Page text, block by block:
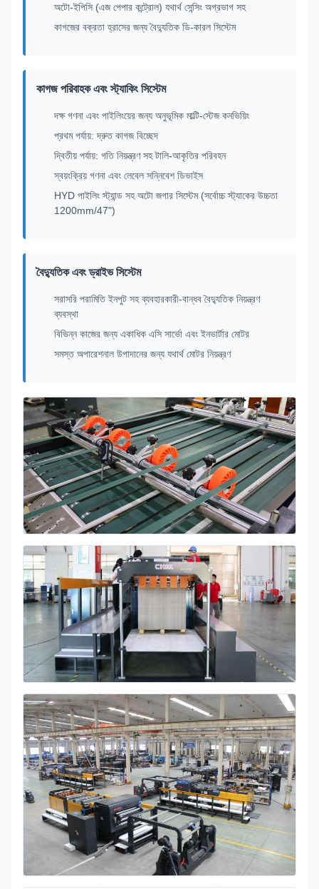
অটো-ইপিসি (এজ পেপার কন্ট্রোল) যথার্থ সেন্সিং অগ্রভাগ সহ
কাগজের বক্রতা হ্রাসের জন্য বৈদ্যুতিক ডি-কারল সিস্টেম
কাগজ পরিবাহক এবং স্ট্যাকিং সিস্টেম
দক্ষ গণনা এবং পাইলিংয়ের জন্য অনুভূমিক মাল্টি-স্টেজ কনভিয়িং
প্রথম পর্যায়: দ্রুত কাগজ বিচ্ছেদ
দ্বিতীয় পর্যায়: গতি নিয়ন্ত্রণ সহ টালি-আকৃতির পরিবহন
স্বয়ংক্রিয় গণনা এবং লেবেল সন্নিবেশ ডিভাইস
HYD পাইলিং স্ট্যান্ড সহ অটো জগার সিস্টেম (সর্বোচ্চ স্ট্যাকের উচ্চতা
1200mm/47")
বৈদ্যুতিক এবং ড্রাইভ সিস্টেম
সরাসরি পরামিতি ইনপুট সহ ব্যবহারকারী-বান্ধব বৈদ্যুতিক নিয়ন্ত্রণ
ব্যবস্থা
বিভিন্ন কাজের জন্য একাধিক এসি সার্ভো এবং ইনভার্টার মোটর
সমস্ত অপারেশনাল উপাদানের জন্য যথার্থ মোটর নিয়ন্ত্রণ